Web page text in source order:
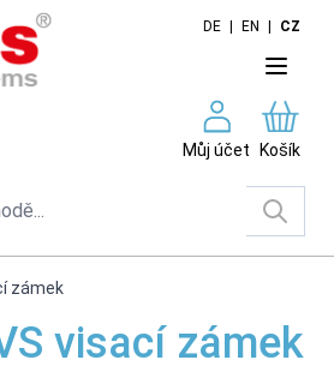
DE EN CZ
Můj účet Košík
zámek
visací zámek